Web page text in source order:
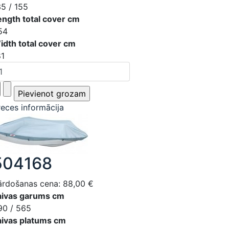
/ 155
total cover cm
total cover cm
informācija
cena: 88,00 €
garums cm
/ 565
platums cm